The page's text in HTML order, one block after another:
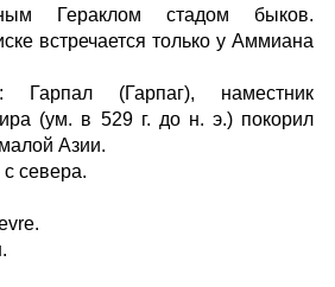
Гераклом стадом быков.
встречается только у Аммиана
(Гарпаг), наместник
(ум. в 529 г. до н. э.) покорил
Азии.
севера.